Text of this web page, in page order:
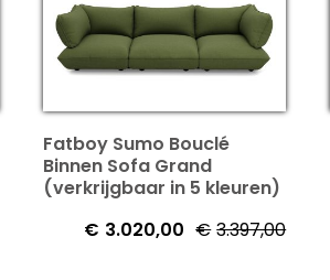
Fatboy Sumo Bouclé
Binnen Sofa Grand
(verkrijgbaar in 5 kleuren)
€ 3.397,00
€ 3.020,00